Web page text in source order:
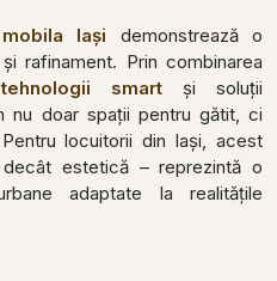
mobila Iași demonstrează o
rafinament. Prin combinarea
tehnologii smart și soluții
nu doar spații pentru gătit, ci
locuitorii din Iași, acest
estetică – reprezintă o
adaptate la realitățile